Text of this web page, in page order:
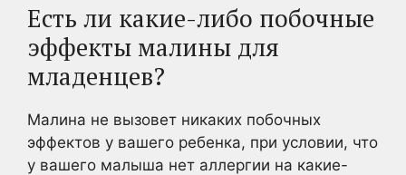
Есть ли какие-либо побочные
эффекты малины для
младенцев?
Малина не вызовет никаких побочных
эффектов у вашего ребенка, при условии, что
у вашего малыша нет аллергии на какие-